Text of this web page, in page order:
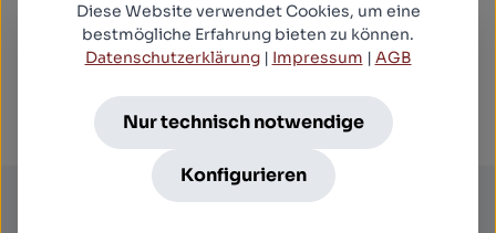
BLOODFIST 2 (Blu-ray Disc)
Newsletter
Diese Website verwendet Cookies, um eine
bestmögliche Erfahrung bieten zu können.
Datenschutzerklärung| Impressum | AGB
Nur technisch notwendige
Konfigurieren